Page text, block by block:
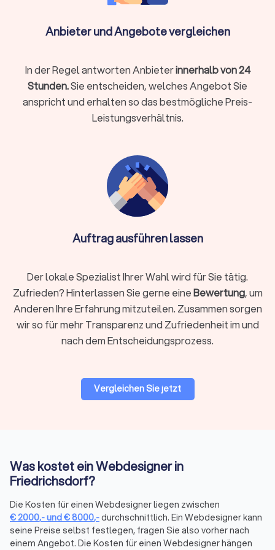
(z. B. Shopify/Shopware)
DSGVO-Basics (Cookie-Hinweis, Impressum/Datenschutz,
ohne Rechtsberatung)
Übergabe, Schulung, Wartung/Updates
Webshop mit Zahlarten/Versandregeln, Produktvarianten,
Integrationen (CRM, Newsletter, Buchung,
Mehrsprachigkeit, Barrierearmut, Core Web Vitals
Über die Filter auf Trustlocal können Sie gezielt nach den
passenden Leistungen suchen: neue Website, Webshop oder
App, Relaunch bestehender Seiten, Marketing und SEO,
Logoentwicklung und Corporate Branding oder Design für
Printmedien. So finden Sie schnell den Anbieter, der zu Ihrem
CMS & Shop-Systeme: Welches System
Optionen:
WordPress vs. Webflow für Websites
WordPressist das weltweit am häufigsten genutzte CMS. Es
bietet maximale Flexibilität durch tausende Plugins, ist
kostengünstig im Hosting (ab 5-15 € monatlich) und eignet
Anbieter und Angebote vergleichen
In der Regel antworten Anbieterinnerhalb von 24
Stunden.Sie entscheiden, welches Angebot Sie
anspricht und erhalten so das bestmögliche Preis-
Leistungsverhältnis.
Auftrag ausführen lassen
Der lokale Spezialist Ihrer Wahl wird für Sie tätig.
Zufrieden? Hinterlassen Sie gerne eineBewertung, um
Anderen Ihre Erfahrung mitzuteilen. Zusammen sorgen
wir so für mehr Transparenz und Zufriedenheit im und
nach dem Entscheidungsprozess.
Vergleichen Sie jetzt
Was kostet ein Webdesigner in
Friedrichsdorf?
Die Kosten für einen Webdesigner liegen zwischen
€2000,-und€8000,-durchschnittlich. Ein Webdesigner kann
seine Preise selbst festlegen, fragen Sie also vorher nach
einem Angebot. Die Kosten für einen Webdesigner hängen